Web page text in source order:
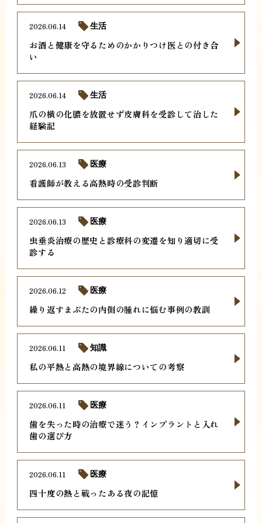
お酒と健康を守るためのかかりつけ医との付き合
い
2026.06.14 生活
爪の横の化膿を放置せず皮膚科を受診して治した
経験記
2026.06.14 生活
看護師が教える高熱時の受診判断
2026.06.13 医療
虫垂炎治療の歴史と診療科の変遷を知り適切に受
診する
2026.06.13 医療
繰り返すまぶたの内側の腫れに悩む事例の教訓
2026.06.12 医療
私の平熱と高熱の境界線についての考察
2026.06.11 知識
歯を失った時の治療で迷う？インプラントと入れ
歯の選び方
2026.06.11 医療
四十度の熱と戦ったある夜の記憶
2026.06.11 医療